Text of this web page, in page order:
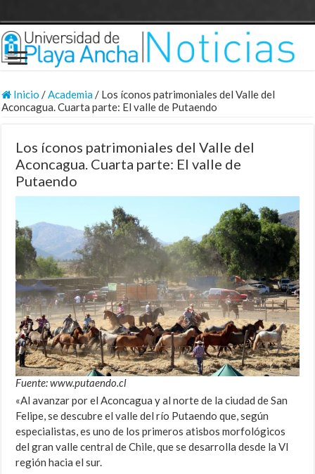
Inicio /Academia/ Los íconos patrimoniales del Valle del
Aconcagua. Cuarta parte: El valle de Putaendo
Los íconos patrimoniales del Valle del
Aconcagua. Cuarta parte: El valle de
Putaendo
Fuente: www.putaendo.cl
«Al avanzar por el Aconcagua y al norte de la ciudad de San
Felipe, se descubre el valle del río Putaendo que, según
especialistas, es uno de los primeros atisbos morfológicos
del gran valle central de Chile, que se desarrolla desde la VI
región hacia el sur.